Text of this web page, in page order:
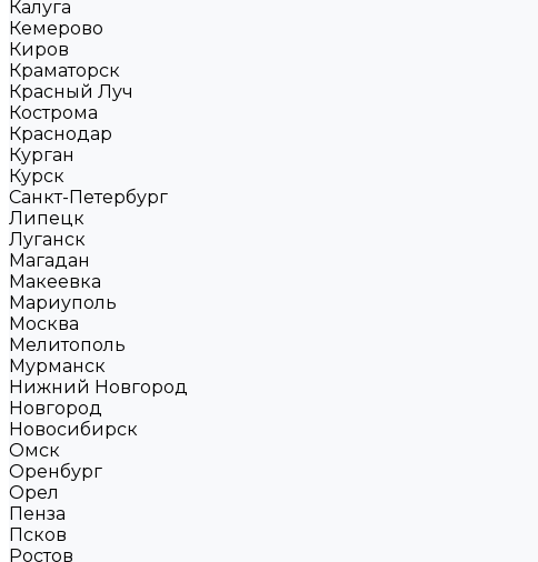
Калуга
Кемерово
Киров
Краматорск
Красный Луч
Кострома
Краснодар
Курган
Курск
Санкт-Петербург
Липецк
Луганск
Магадан
Макеевка
Мариуполь
Москва
Мелитополь
Мурманск
Нижний Новгород
Новгород
Новосибирск
Омск
Оренбург
Орел
Пенза
Псков
Ростов